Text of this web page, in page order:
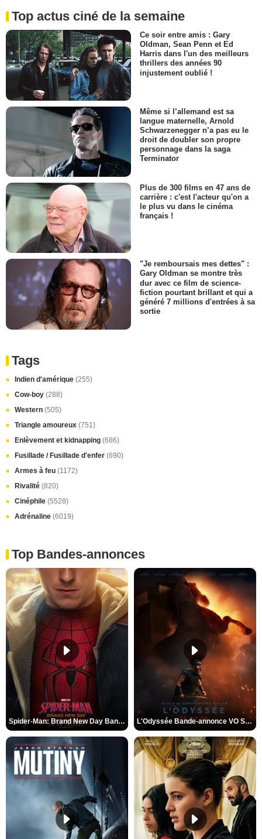
Top actus ciné de la semaine
Ce soir entre amis : Gary
Oldman, Sean Penn et Ed
Harris dans l'un des meilleurs
thrillers des années 90
injustement oublié !
Même si l’allemand est sa
langue maternelle, Arnold
Schwarzenegger n’a pas eu le
droit de doubler son propre
personnage dans la saga
Terminator
Plus de 300 films en 47 ans de
carrière : c'est l'acteur qu'on a
le plus vu dans le cinéma
français !
"Je remboursais mes dettes" :
Gary Oldman se montre très
dur avec ce film de science-
fiction pourtant brillant et qui a
généré 7 millions d'entrées à sa
sortie
Tags
Indien d'amérique (255)
Cow-boy (288)
Western (505)
Triangle amoureux (751)
Enlèvement et kidnapping (686)
Fusillade / Fusillade d'enfer (690)
Armes à feu (1172)
Rivalité (820)
Cinéphile (5528)
Adrénaline (6019)
Top Bandes-annonces
Spider-Man: Brand New Day Bande-annonce VO STFR L'Odyssée Bande-annonce VO STFR